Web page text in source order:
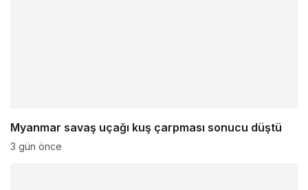
Myanmar savaş uçağı kuş çarpması sonucu düştü
3 gün önce